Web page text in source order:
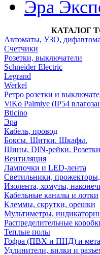
Эра
КАТАЛОГ
Автоматы, УЗО,
Счетчики
Розетки, выключатели
Schneider Electric
Legrand
Werkel
Ретро розетки и
ViKo Palmiye (IP54
Bticino
Эра
Кабель, провод
Боксы. Щитки. Шкафы.
Шины. DIN-рейки.
Вентиляция
Лампочки и LED-лента
Светильники,
Изолента, хомуты,
Кабельные каналы и лотки
Клеммы, скрутки, орешки
Мультиметры,
Распределительные
Теплые полы
Гофра (ПВХ и ПНД) и
Удлинители, вилки и